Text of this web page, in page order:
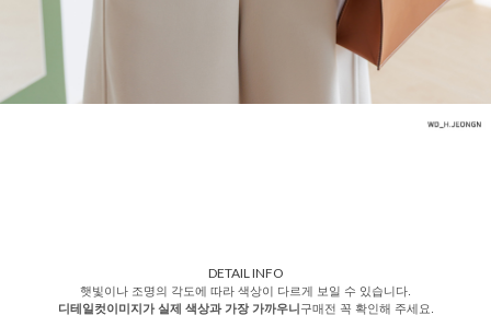
DETAIL INFO
햇빛이나 조명의 각도에 따라 색상이 다르게 보일 수 있습니다.
디테일컷이미지가 실제 색상과 가장 가까우니구매전 꼭 확인해 주세요.